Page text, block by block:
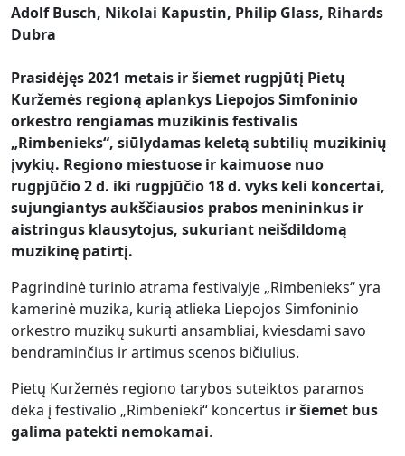
Adolf Busch, Nikolai Kapustin, Philip Glass, Rihards
Dubra
Prasidėjęs 2021 metais ir šiemet rugpjūtį Pietų
Kuržemės regioną aplankys Liepojos Simfoninio
orkestro rengiamas muzikinis festivalis
„Rimbenieks“, siūlydamas keletą subtilių muzikinių
įvykių. Regiono miestuose ir kaimuose nuo
rugpjūčio 2 d. iki rugpjūčio 18 d. vyks keli koncertai,
sujungiantys aukščiausios prabos menininkus ir
aistringus klausytojus, sukuriant neišdildomą
muzikinę patirtį.
Pagrindinė turinio atrama festivalyje „Rimbenieks“ yra
kamerinė muzika, kurią atlieka Liepojos Simfoninio
orkestro muzikų sukurti ansambliai, kviesdami savo
bendraminčius ir artimus scenos bičiulius.
Pietų Kuržemės regiono tarybos suteiktos paramos
dėka į festivalio „Rimbenieki“ koncertus ir šiemet bus
galima patekti nemokamai.